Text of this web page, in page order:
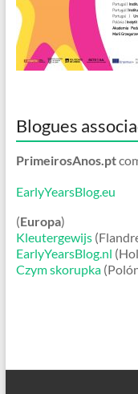
Blogues
PrimeirosAnos.pt
EarlyYearsBlog.eu
(Europa)
Kleutergewijs
EarlyYearsBlog.nl
Czym skorupka